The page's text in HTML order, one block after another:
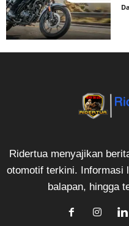
Ridertua menyajikan
otomotif terkini. Informasi
balapan, hingga